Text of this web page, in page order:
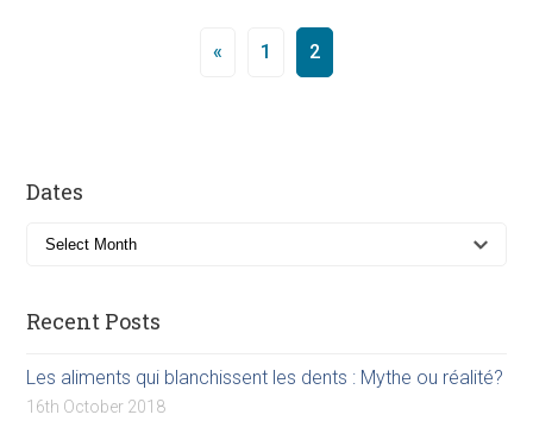
« 1 2
Dates
Recent Posts
Les aliments qui blanchissent les dents : Mythe ou réalité?
16th October 2018